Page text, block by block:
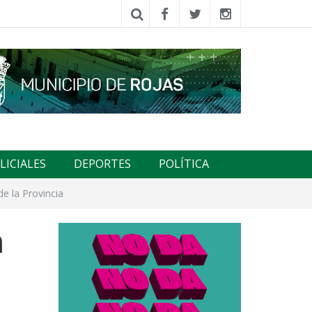
DEPORTES POLÍTICA
la Provincia